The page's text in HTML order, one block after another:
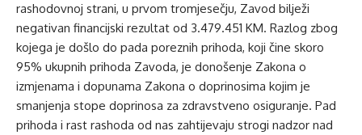
rashodovnoj strani, u prvom tromjesečju, Zavod bilježi
negativan financijski rezultat od 3.479.451 KM. Razlog zbog
kojega je došlo do pada poreznih prihoda, koji čine skoro
95% ukupnih prihoda Zavoda, je donošenje Zakona o
izmjenama i dopunama Zakona o doprinosima kojim je
smanjenja stope doprinosa za zdravstveno osiguranje. Pad
prihoda i rast rashoda od nas zahtijevaju strogi nadzor nad